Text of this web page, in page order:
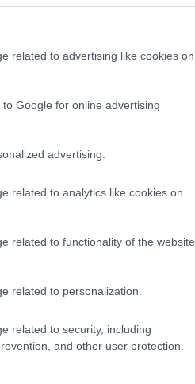
related to advertising like cookies on
Google for online advertising
advertising.
related to analytics like cookies on
related to functionality of the website
related to personalization.
related to security, including
and other user protection.